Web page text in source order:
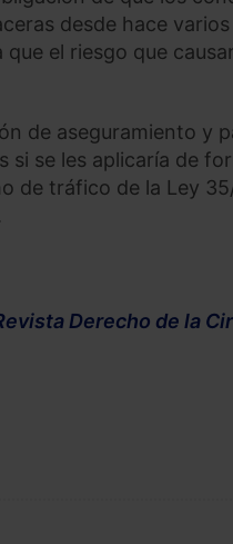
desde hace
el riesgo que
de aseguramiento y
se les aplicaría de
de tráfico de la Ley
Derecho de la